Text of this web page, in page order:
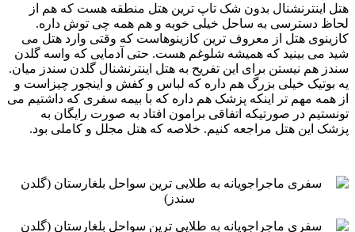
هتل اینترنشنال بدون شک تاپ ترین هتل منطقه هست که هم از
لحاظ دسترسی به ساحل خیلی خوبه و هم همه چی توش ‏داره.
کازینوی هتل از معروف ترین کازینوهاست که وقتی وارد هتل می
شید می بینید که همیشه شلوغم هست. حتی آدمایی ‏که واسه گلدن
سندز هم نیستن برای این تفریح به هتل اینترنشنال گلدن سندز میان.
یه بوتیک خیلی بزرگ هم داره که لباس و ‏کفش و اینجور چیزاست و
از همه مهم تر اینکه پزشک هم داره که با بیمه سفری که داشتیم می
تونستیم در صورتیکه اتفاقی ‏برامون افتاد به صورت رایگان به
پزشک این هتل مراجعه کنیم. خلاصه که هتل مجلل و کاملی بود. ‏ ‏ ‏ ‏